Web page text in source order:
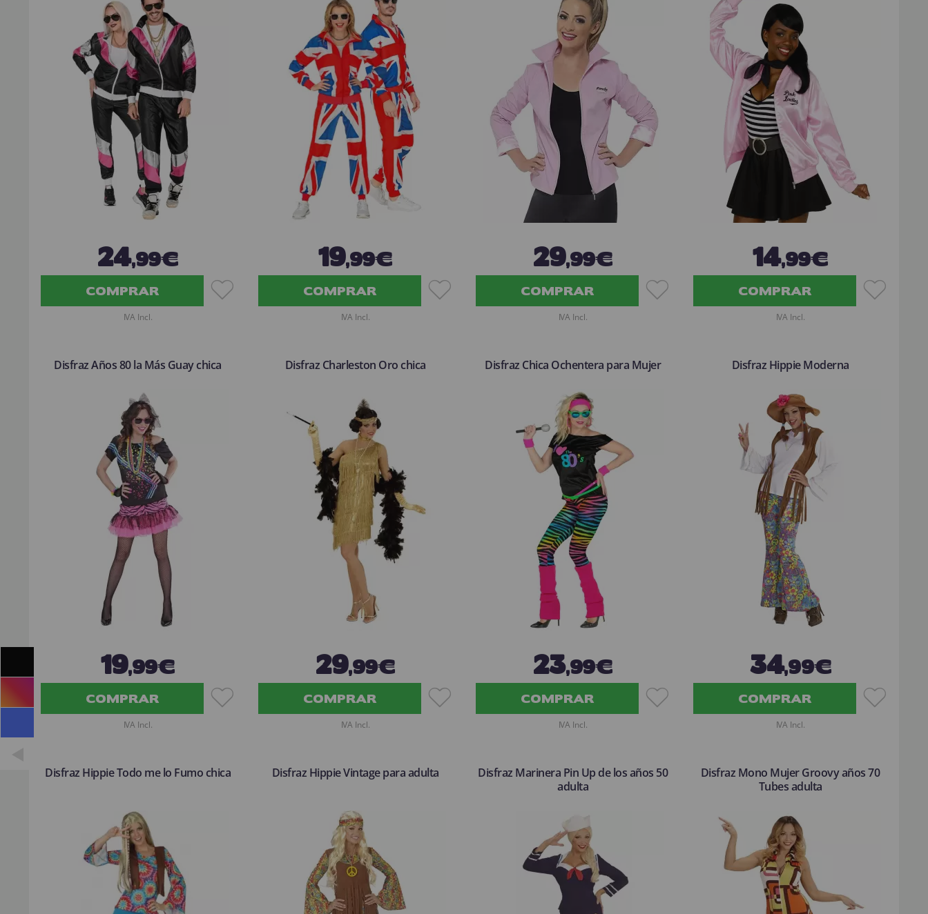
24,99€
COMPRAR
IVA Incl.
19,99€
COMPRAR
IVA Incl.
29,99€
COMPRAR
IVA Incl.
14,99€
COMPRAR
IVA Incl.
Disfraz Años 80 la Más Guay chica
19,99€
COMPRAR
IVA Incl.
Disfraz Charleston Oro chica
29,99€
COMPRAR
IVA Incl.
Disfraz Chica Ochentera para Mujer
23,99€
COMPRAR
IVA Incl.
Disfraz Hippie Moderna
34,99€
COMPRAR
IVA Incl.
Disfraz Hippie Todo me lo Fumo chica Disfraz Hippie Vintage para adulta
Disfraz Marinera Pin Up de los años 50
adulta
Disfraz Mono Mujer Groovy años 70
Tubes adulta